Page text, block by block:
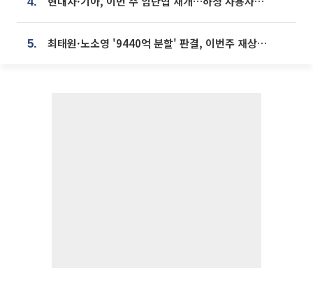
5. 최태원·노소영 '9440억 분할' 판결, 이번주 재상고 여부 주목